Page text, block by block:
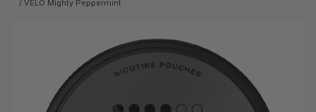
/ VELO Mighty Peppermint
Klicken Sie, um das Bild im Vollbildmodus zu sehen